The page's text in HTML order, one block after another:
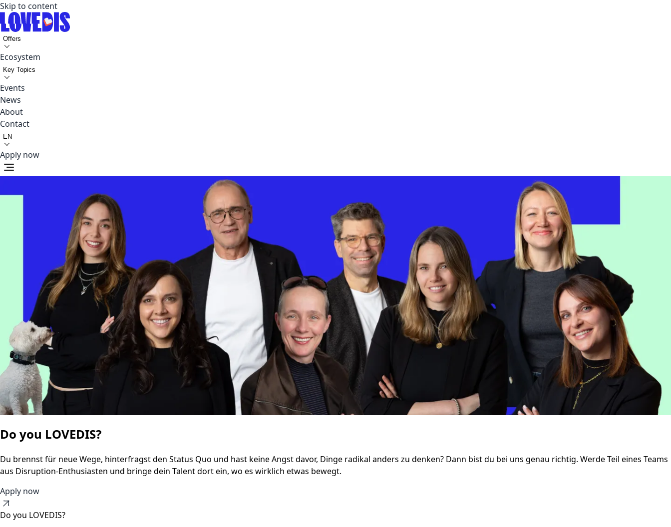
Skip to content
Offers
Ecosystem
Key Topics
Events
News
About
Contact
EN
Apply now
Do you LOVEDIS?
Du brennst für neue Wege, hinterfragst den Status Quo und hast keine Angst davor, Dinge radikal anders zu denken? Dann bist du bei uns genau richtig. Werde Teil eines Teams
aus Disruption-Enthusiasten und bringe dein Talent dort ein, wo es wirklich etwas bewegt.
Apply now
Do you LOVEDIS?